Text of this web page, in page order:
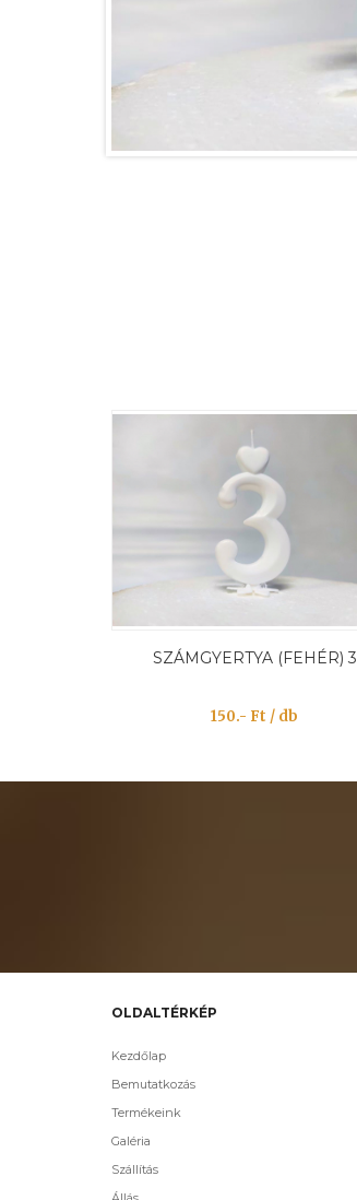
SZÁMGYERTYA (FEHÉR) 3
150.- Ft / db
OLDALTÉRKÉP
Kezdőlap
Bemutatkozás
Termékeink
Galéria
Szállítás